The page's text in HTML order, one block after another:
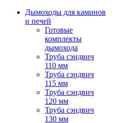
Дымоходы для каминов
и печей
Готовые
комплекты
дымохода
Труба сэндвич
110 мм
Труба сэндвич
115 мм
Труба сэндвич
120 мм
Труба сэндвич
130 мм